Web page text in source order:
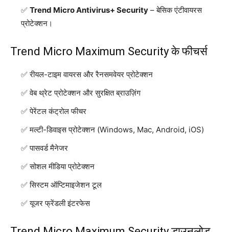
Trend Micro Antivirus+ Security – बेसिक एंटीवायरस
प्रोटेक्शन।
Trend Micro Maximum Security के फीचर्स
रीयल-टाइम वायरस और रैनसमवेयर प्रोटेक्शन
वेब थ्रेट प्रोटेक्शन और सुरक्षित ब्राउज़िंग
पेरेंटल कंट्रोल फीचर
मल्टी-डिवाइस प्रोटेक्शन (Windows, Mac, Android, iOS)
पासवर्ड मैनेजर
सोशल मीडिया प्रोटेक्शन
सिस्टम ऑप्टिमाइजेशन टूल
यूजर फ्रेंडली इंटरफेस